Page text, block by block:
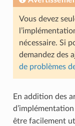
Vous devez
nécessaire. Si
demandez des
de problèmes
En addition des
être facilement